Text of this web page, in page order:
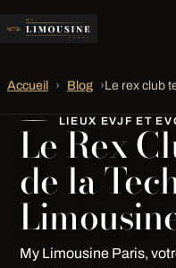
Accueil › Blog ›Le rex club
LIEUX EVJF ET
Le Rex
de la
My Limousine Paris,